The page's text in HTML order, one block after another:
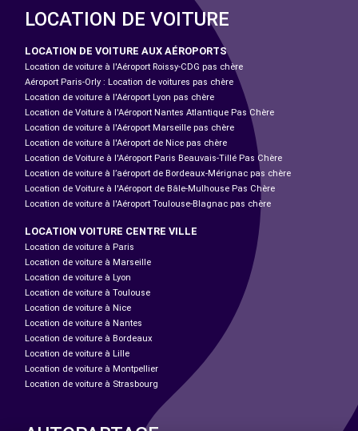
LOCATION DE VOITURE
LOCATION DE VOITURE AUX AÉROPORTS
Location de voiture à l'Aéroport Roissy-CDG pas chère
Aéroport Paris-Orly : Location de voitures pas chère
Location de voiture à l'Aéroport Lyon pas chère
Location de Voiture à l'Aéroport Nantes Atlantique Pas Chère
Location de voiture à l'Aéroport Marseille pas chère
Location de voiture à l'Aéroport de Nice pas chère
Location de Voiture à l'Aéroport Paris Beauvais-Tillé Pas Chère
Location de voiture à l’aéroport de Bordeaux-Mérignac pas chère
Location de Voiture à l'Aéroport de Bâle-Mulhouse Pas Chère
Location de voiture à l'Aéroport Toulouse-Blagnac pas chère
LOCATION VOITURE CENTRE VILLE
Location de voiture à Paris
Location de voiture à Marseille
Location de voiture à Lyon
Location de voiture à Toulouse
Location de voiture à Nice
Location de voiture à Nantes
Location de voiture à Bordeaux
Location de voiture à Lille
Location de voiture à Montpellier
Location de voiture à Strasbourg